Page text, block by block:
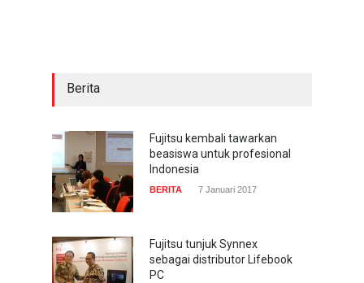
pandangan mata
TECH SPEC 8 Januari 2017
gencar
COMPUTING & SOFTWARE
7 Januari 2017
Berita
Fujitsu kembali tawarkan
beasiswa untuk profesional
Indonesia
BERITA 7 Januari 2017
Fujitsu tunjuk Synnex
sebagai distributor Lifebook
PC